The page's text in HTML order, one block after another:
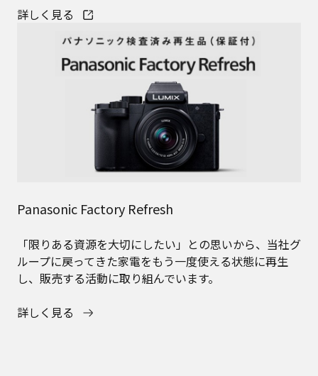
詳しく見る
Panasonic Factory Refresh
「限りある資源を大切にしたい」との思いから、当社グ
ループに戻ってきた家電をもう一度使える状態に再生
し、販売する活動に取り組んでいます。
詳しく見る